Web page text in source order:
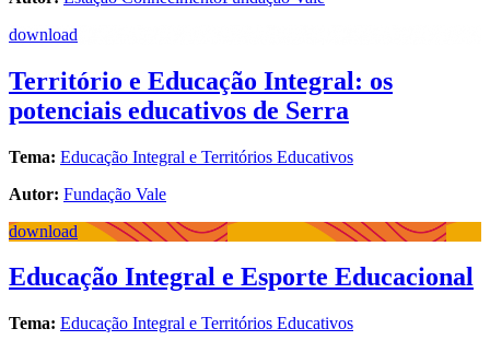
download
Território e Educação Integral: os
potenciais educativos de Serra
Tema: Educação Integral e Territórios Educativos
Autor: Fundação Vale
download
Educação Integral e Esporte Educacional
Tema: Educação Integral e Territórios Educativos